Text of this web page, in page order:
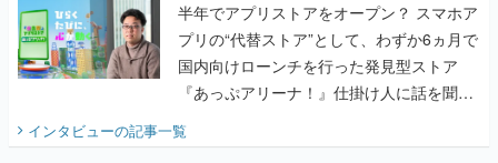
半年でアプリストアをオープン？ スマホア
プリの“代替ストア”として、わずか6ヵ月で
国内向けローンチを行った発見型ストア
『あっぷアリーナ！』仕掛け人に話を聞い
てみた
インタビューの記事一覧